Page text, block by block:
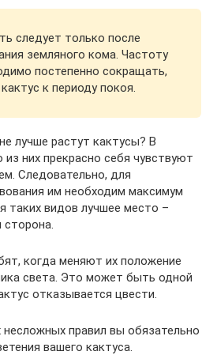
следует только после
земляного кома. Частоту
постепенно сокращать,
к периоду покоя.
лучше растут кактусы? В
них прекрасно себя чувствуют
Следовательно, для
им необходим максимум
таких видов лучшее место –
когда меняют их положение
света. Это может быть одной
отказывается цвести.
правил вы обязательно
вашего кактуса.